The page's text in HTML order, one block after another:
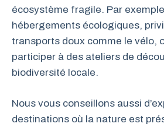
écosystème fragile. Par
hébergements écologiques,
transports doux comme le vélo,
participer à des ateliers de
biodiversité locale.
Nous vous conseillons aussi
destinations où la nature est